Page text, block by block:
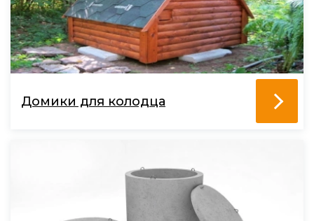
Домики для колодца